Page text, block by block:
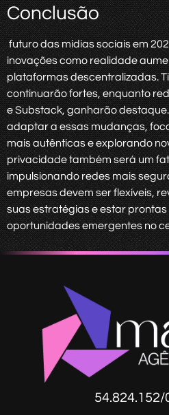
Conclusão
futuro das mídias sociais em
inovações como realidade
plataformas descentralizadas.
continuarão fortes, enquanto
e Substack, ganharão
adaptar a essas mudanças,
mais autênticas e explorando
privacidade também será um
impulsionando redes mais
empresas devem ser flexíveis,
suas estratégias e estar
oportunidades emergentes no
54.824.152/